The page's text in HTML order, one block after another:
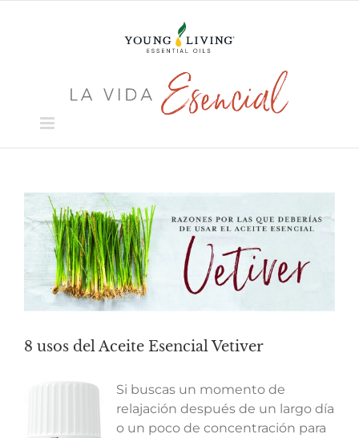
View
Larger
Image
8 usos del Aceite Esencial Vetiver
Si buscas un momento de
relajación después de un largo día
o un poco de concentración para